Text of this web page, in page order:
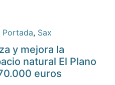
Portada, Sax
y mejora la
natural El Plano
euros